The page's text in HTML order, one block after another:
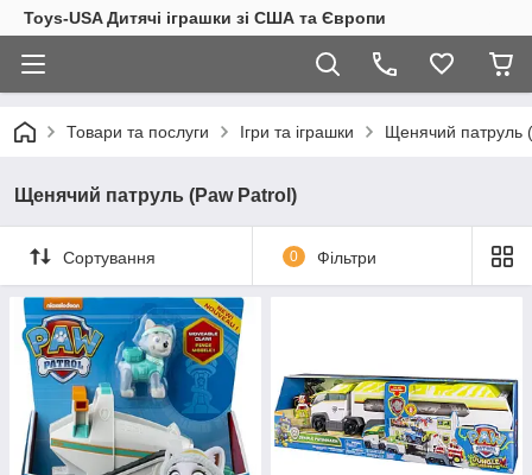
Toys-USA Дитячі іграшки зі США та Європи
Товари та послуги Ігри та іграшки Щенячий патруль
Щенячий патруль (Paw Patrol)
Сортування 0 Фільтри